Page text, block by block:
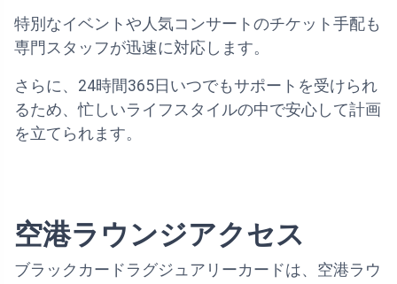
特別なイベントや人気コンサートのチケット手配も
専門スタッフが迅速に対応します。
さらに、24時間365日いつでもサポートを受けられ
るため、忙しいライフスタイルの中で安心して計画
を立てられます。
空港ラウンジアクセス
ブラックカードラグジュアリーカードは、空港ラウ